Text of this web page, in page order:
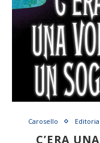
Carosello Editoria
C’ERA